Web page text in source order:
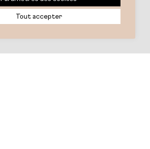
Tout accepter